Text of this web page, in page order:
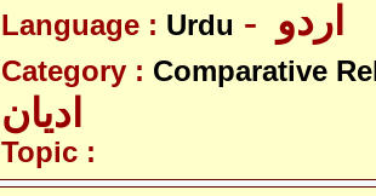
Language : Urdu
Category : Comparative
ادیان
Topic :